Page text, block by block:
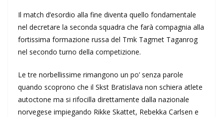
Il match d’esordio alla fine diventa quello fondamentale
nel decretare la seconda squadra che farà compagnia alla
fortissima formazione russa del Tmk Tagmet Taganrog
nel secondo turno della competizione.
Le tre norbellissime rimangono un po’ senza parole
quando scoprono che il Skst Bratislava non schiera atlete
autoctone ma si rifocilla direttamente dalla nazionale
norvegese impiegando Rikke Skattet, Rebekka Carlsen e